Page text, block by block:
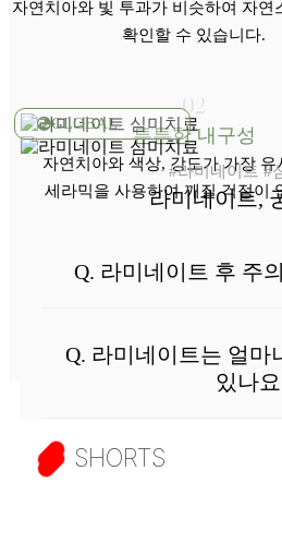
GLOBAL
자연치아와 빛 투과가 비슷하여 자연
확인할 수 있습니다.
02
튼튼한 내구성
자연치아와 색상, 강도가 가장 유
세라믹을 사용하여 깨질 걱정이
03
적습니다.
#라미네이트 #
라미네이트,
Q. 라미네이트 후 주
Q. 라미네이트는 얼마
있나
SHORTS